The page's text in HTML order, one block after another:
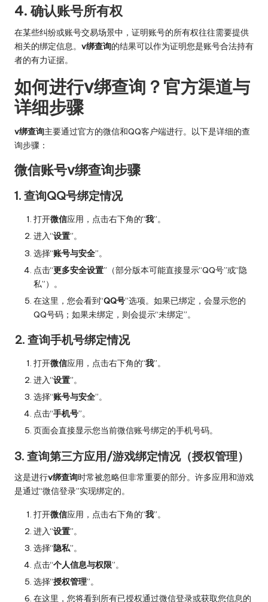
4. 确认账号所有权
在某些纠纷或账号交易场景中，证明账号的所有权往往需要提供
相关的绑定信息。 v绑查询的结果可以作为证明您是账号合法持有
者的有力证据。
如何进行v绑查询？官方渠道与
详细步骤
v绑查询主要通过官方的微信和QQ客户端进行。以下是详细的查
询步骤：
微信账号v绑查询步骤
1. 查询QQ号绑定情况
打开微信应用，点击右下角的“我”。
进入“设置”。
选择“账号与安全”。
点击“更多安全设置”（部分版本可能直接显示“QQ号”或“隐
私”）。
在这里，您会看到“QQ号”选项。如果已绑定，会显示您的
QQ号码；如果未绑定，则会提示“未绑定”。
2. 查询手机号绑定情况
打开微信应用，点击右下角的“我”。
进入“设置”。
选择“账号与安全”。
点击“手机号”。
页面会直接显示您当前微信账号绑定的手机号码。
3. 查询第三方应用/游戏绑定情况（授权管理）
这是进行v绑查询时常被忽略但非常重要的部分。许多应用和游戏
是通过“微信登录”实现绑定的。
打开微信应用，点击右下角的“我”。
进入“设置”。
选择“隐私”。
点击“个人信息与权限”。
选择“授权管理”。
在这里，您将看到所有已授权通过微信登录或获取您信息的